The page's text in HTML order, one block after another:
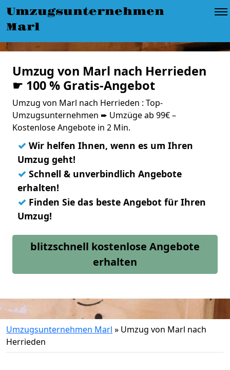
Umzugsunternehmen
Marl
Umzug von Marl nach Herrieden
☛ 100 % Gratis-Angebot
Umzug von Marl nach Herrieden : Top-
Umzugsunternehmen ➨ Umzüge ab 99€ –
Kostenlose Angebote in 2 Min.
✓ Wir helfen Ihnen, wenn es um Ihren
Umzug geht!
✓ Schnell & unverbindlich Angebote
erhalten!
✓ Finden Sie das beste Angebot für Ihren
Umzug!
blitzschnell kostenlose Angebote
erhalten
Umzugsunternehmen Marl » Umzug von Marl nach
Herrieden